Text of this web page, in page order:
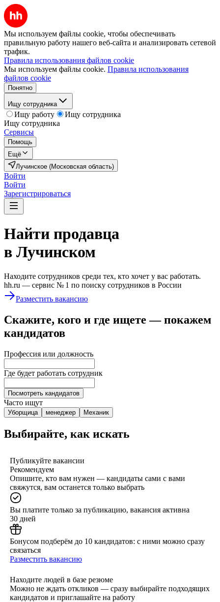
Мы используем файлы cookie, чтобы обеспечивать
правильную работу нашего веб-сайта и анализировать сетевой
трафик.
Правила использования файлов cookie
Мы используем файлы cookie. Правила использования
файлов cookie
Понятно
Ищу сотрудника
Ищу работу
Ищу сотрудника
Ищу сотрудника
Сервисы
Помощь
Ещё
Лучинское (Московская область)
Войти
Войти
Зарегистрироваться
Найти продавца
в Лучинском
Находите сотрудников среди тех, кто хочет у вас работать.
hh.ru — сервис № 1 по поиску сотрудников в России
Разместить вакансию
Скажите, кого и где ищете — покажем
кандидатов
Профессия или должность
Где будет работать сотрудник
Посмотреть кандидатов
Часто ищут
Уборщица менеджер Механик
Выбирайте, как искать
Публикуйте вакансии
Рекомендуем
Опишите, кто вам нужен — кандидаты сами с вами
свяжутся, вам останется только выбрать
Вы платите только за публикацию, вакансия активна
30 дней
Бонусом подберём до 10 кандидатов: с ними можно сразу
связаться
Разместить вакансию
Находите людей в базе резюме
Можно не ждать откликов — сразу выбирайте подходящих
кандидатов и приглашайте на работу